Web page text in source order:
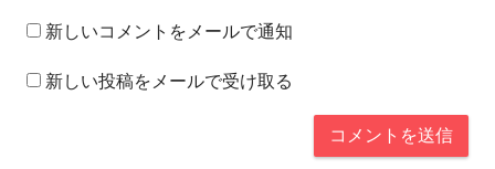
新しいコメントをメールで通知
新しい投稿をメールで受け取る